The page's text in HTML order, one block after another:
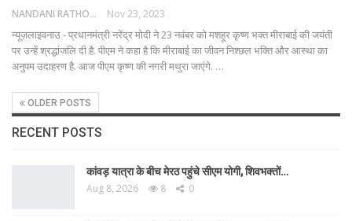
NANDANI RATHORE Nov 23, 2023
न्यूज़लाइवनाउ - प्रधानमंत्री नरेंद्र मोदी ने 23 नवंबर को मशहूर कृष्ण भक्त मीराबाई की जयंती
पर उन्हें श्रद्धांजलि दी है. पीएम ने कहा है कि मीराबाई का जीवन निश्छल भक्ति और आस्था का
अनुपम उदाहरण है. आज पीएम कृष्ण की नगरी मथुरा जाएंगे. …
OLDER POSTS
RECENT POSTS
कांवड़ यात्रा के बीच मेरठ पहुंचे सीएम योगी, शिवभक्तों…
Aug 8, 2026 8 0